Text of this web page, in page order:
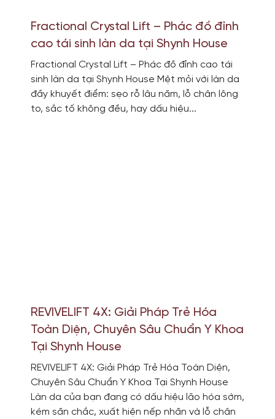
Fractional Crystal Lift – Phác đồ đỉnh
cao tái sinh làn da tại Shynh House
Fractional Crystal Lift – Phác đồ đỉnh cao tái
sinh làn da tại Shynh House Mệt mỏi với làn da
đầy khuyết điểm: sẹo rỗ lâu năm, lỗ chân lông
to, sắc tố không đều, hay dấu hiệu...
REVIVELIFT 4X: Giải Pháp Trẻ Hóa
Toàn Diện, Chuyên Sâu Chuẩn Y Khoa
Tại Shynh House
REVIVELIFT 4X: Giải Pháp Trẻ Hóa Toàn Diện,
Chuyên Sâu Chuẩn Y Khoa Tại Shynh House
Làn da của bạn đang có dấu hiệu lão hóa sớm,
kém săn chắc, xuất hiện nếp nhăn và lỗ chân